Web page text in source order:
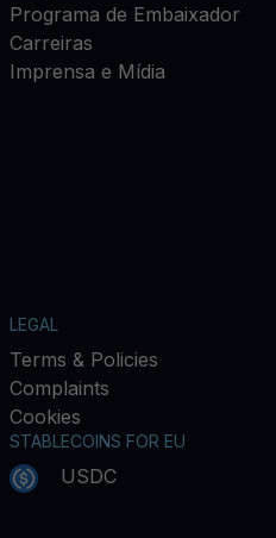
Programa de Embaixador
Carreiras
Imprensa e Mídia
LEGAL
Terms & Policies
Complaints
Cookies
STABLECOINS FOR EU
USDC